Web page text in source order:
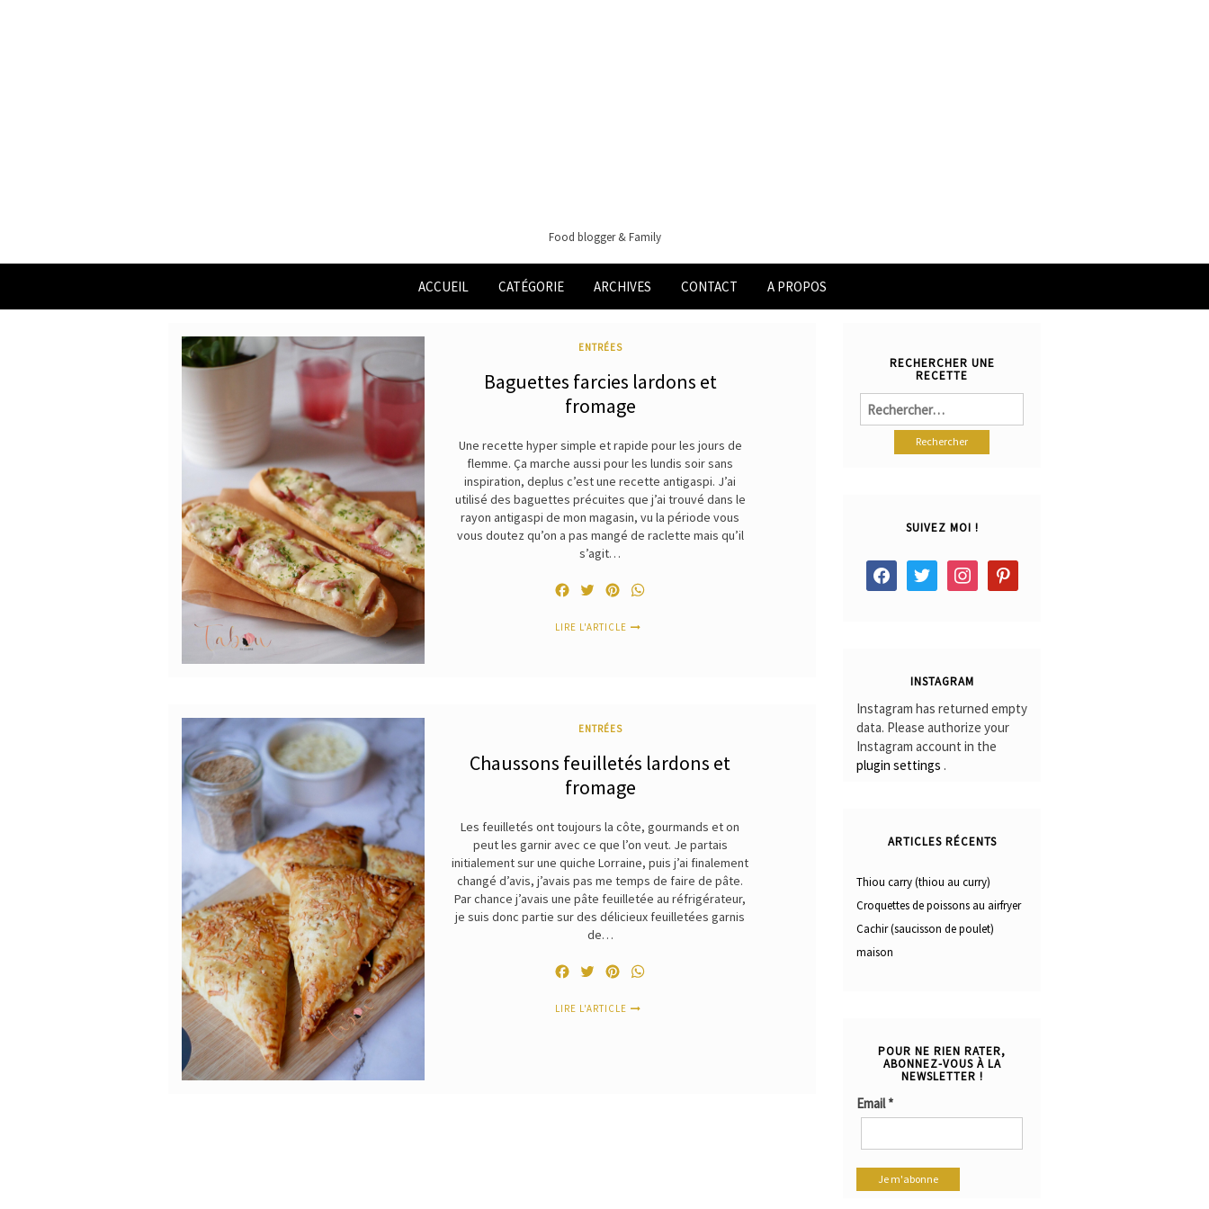
Food blogger & Family
ACCUEIL CATÉGORIE ARCHIVES CONTACT A PROPOS
ENTRÉES
Baguettes farcies lardons et
fromage
Une recette hyper simple et rapide pour les jours de
flemme. Ça marche aussi pour les lundis soir sans
inspiration, deplus c’est une recette antigaspi. J’ai
utilisé des baguettes précuites que j’ai trouvé dans le
rayon antigaspi de mon magasin, vu la période vous
vous doutez qu’on a pas mangé de raclette mais qu’il
s’agit…
FacebookTwitterPinterest
LIRE L'ARTICLE
ENTRÉES
Chaussons feuilletés lardons et
fromage
Les feuilletés ont toujours la côte, gourmands et on
peut les garnir avec ce que l’on veut. Je partais
initialement sur une quiche Lorraine, puis j’ai finalement
changé d’avis, j’avais pas me temps de faire de pâte.
Par chance j’avais une pâte feuilletée au réfrigérateur,
je suis donc partie sur des délicieux feuilletées garnis
de…
FacebookTwitterPinterest
LIRE L'ARTICLE
RECHERCHER UNE
RECETTE
Rechercher :
SUIVEZ MOI !
facebook twitter instagram pinterest
INSTAGRAM
Instagram has returned empty
data. Please authorize your
Instagram account in the
plugin settings .
ARTICLES RÉCENTS
Thiou carry (thiou au curry)
Croquettes de poissons au airfryer
Cachir (saucisson de poulet)
maison
POUR NE RIEN RATER,
ABONNEZ-VOUS À LA
NEWSLETTER !
Email*